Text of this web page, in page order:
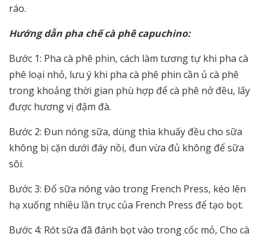
ráo.
Hướng dẫn pha chế cà phê capuchino:
Bước 1: Pha cà phê phin, cách làm tương tự khi pha cà
phê loại nhỏ, lưu ý khi pha cà phê phin cần ủ cà phê
trong khoảng thời gian phù hợp để cà phê nở đều, lấy
được hương vị đậm đà.
Bước 2: Đun nóng sữa, dùng thìa khuấy đều cho sữa
không bị cặn dưới đáy nồi, đun vừa đủ không để sữa
sôi.
Bước 3: Đổ sữa nóng vào trong French Press, kéo lên
hạ xuống nhiều lần trục của French Press để tạo bọt.
Bước 4: Rót sữa đã đánh bọt vào trong cốc mỏ, Cho cà